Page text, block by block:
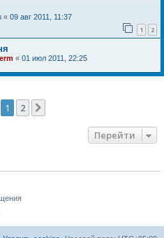
« 09 авг 2011, 11:37
1 2
« 01 июл 2011, 22:25
1 2
Перейти